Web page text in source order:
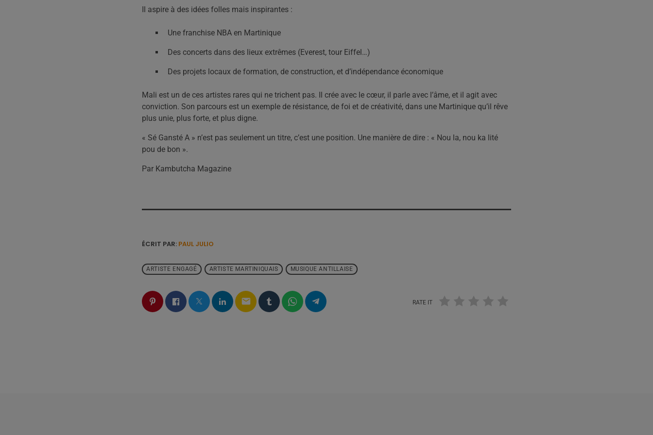
Il aspire à des idées folles mais inspirantes :
Une franchise NBA en Martinique
Des concerts dans des lieux extrêmes (Everest, tour Eiffel…)
Des projets locaux de formation, de construction, et d’indépendance économique
Mali est un de ces artistes rares qui ne trichent pas. Il crée avec le cœur, il parle avec l’âme, et il agit avec
conviction. Son parcours est un exemple de résistance, de foi et de créativité, dans une Martinique qu’il rêve
plus unie, plus forte, et plus digne.
« Sé Gansté A » n’est pas seulement un titre, c’est une position. Une manière de dire : « Nou la, nou ka lité
pou de bon ».
Par Kambutcha Magazine
ÉCRIT PAR: PAUL JULIO
ARTISTE ENGAGÉ ARTISTE MARTINIQUAIS MUSIQUE ANTILLAISE
email RATE IT